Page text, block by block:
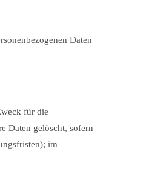
Daten
für die
Daten gelöscht, sofern
im